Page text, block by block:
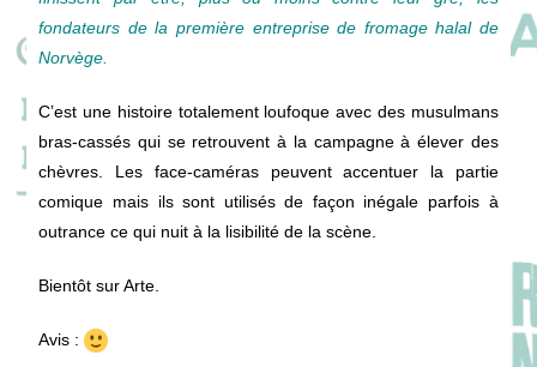
fondateurs de la première entreprise de fromage halal de
Norvège.
C’est une histoire totalement loufoque avec des musulmans
bras-cassés qui se retrouvent à la campagne à élever des
chèvres. Les face-caméras peuvent accentuer la partie
comique mais ils sont utilisés de façon inégale parfois à
outrance ce qui nuit à la lisibilité de la scène.
Bientôt sur Arte.
Avis :